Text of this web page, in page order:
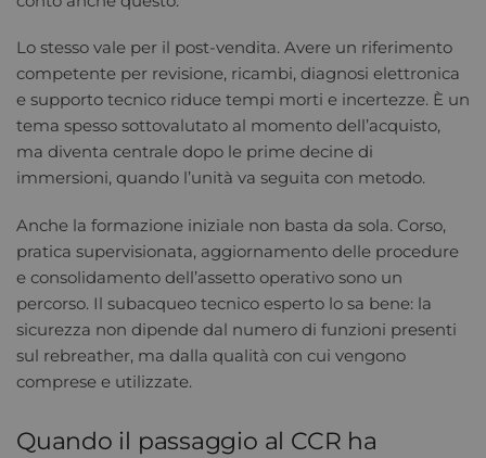
Lo stesso vale per il post-vendita. Avere un riferimento
competente per revisione, ricambi, diagnosi elettronica
e supporto tecnico riduce tempi morti e incertezze. È un
tema spesso sottovalutato al momento dell’acquisto,
ma diventa centrale dopo le prime decine di
immersioni, quando l’unità va seguita con metodo.
Anche la formazione iniziale non basta da sola. Corso,
pratica supervisionata, aggiornamento delle procedure
e consolidamento dell’assetto operativo sono un
percorso. Il subacqueo tecnico esperto lo sa bene: la
sicurezza non dipende dal numero di funzioni presenti
sul rebreather, ma dalla qualità con cui vengono
comprese e utilizzate.
Quando il passaggio al CCR ha